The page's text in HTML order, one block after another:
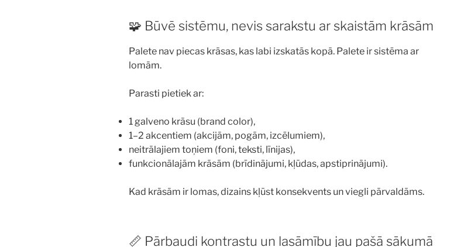
🧩 Būvē sistēmu, nevis sarakstu ar skaistām krāsām
Palete nav piecas krāsas, kas labi izskatās kopā. Palete ir sistēma ar
lomām.
Parasti pietiek ar:
1 galveno krāsu (brand color),
1–2 akcentiem (akcijām, pogām, izcēlumiem),
neitrālajiem toņiem (foni, teksti, līnijas),
funkcionālajām krāsām (brīdinājumi, kļūdas, apstiprinājumi).
Kad krāsām ir lomas, dizains kļūst konsekvents un viegli pārvaldāms.
📏 Pārbaudi kontrastu un lasāmību jau pašā sākumā